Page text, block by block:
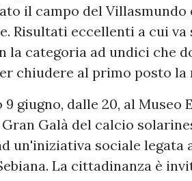
il campo del
Risultati eccellenti a cui va
la categoria ad undici che
chiudere al primo posto la
giugno, dalle 20, al Museo
Galà del calcio
un'iniziativa sociale legata
La cittadinanza è